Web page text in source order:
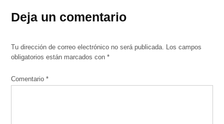
Deja un comentario
Tu dirección de correo electrónico no será publicada. Los campos
obligatorios están marcados con*
Comentario*